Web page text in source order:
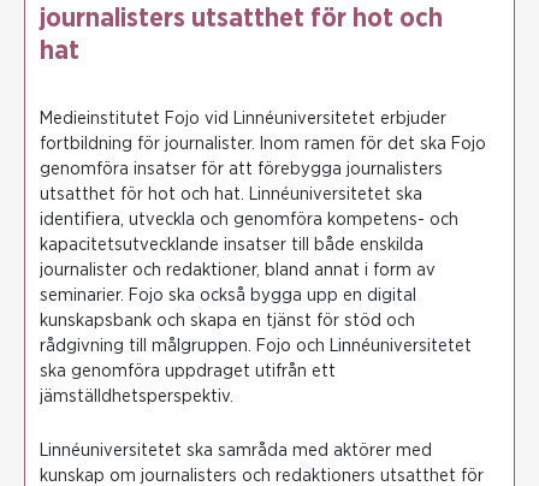
journalisters utsatthet för hot och
hat
Medieinstitutet Fojo vid Linnéuniversitetet erbjuder
fortbildning för journalister. Inom ramen för det ska Fojo
genomföra insatser för att förebygga journalisters
utsatthet för hot och hat. Linnéuniversitetet ska
identifiera, utveckla och genomföra kompetens- och
kapacitetsutvecklande insatser till både enskilda
journalister och redaktioner, bland annat i form av
seminarier. Fojo ska också bygga upp en digital
kunskapsbank och skapa en tjänst för stöd och
rådgivning till målgruppen. Fojo och Linnéuniversitetet
ska genomföra uppdraget utifrån ett
jämställdhetsperspektiv.
Linnéuniversitetet ska samråda med aktörer med
kunskap om journalisters och redaktioners utsatthet för